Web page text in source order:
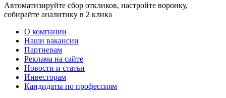
Автоматизируйте сбор откликов, настройте воронку,
собирайте аналитику в 2 клика
О компании
Наши вакансии
Партнерам
Реклама на сайте
Новости и статьи
Инвесторам
Кандидаты по профессиям